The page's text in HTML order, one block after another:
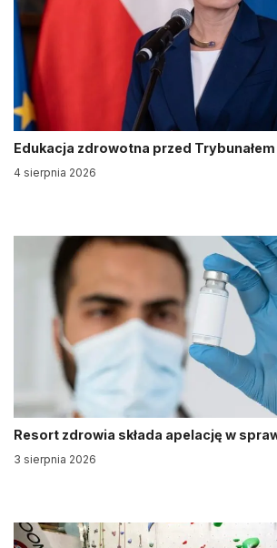
Edukacja zdrowotna przed
4 sierpnia 2026
Resort zdrowia składa apelację w
3 sierpnia 2026